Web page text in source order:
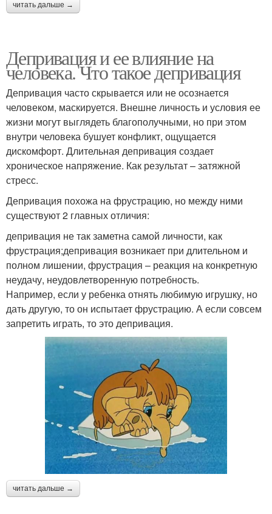
читать дальше →
Депривация и ее влияние на
человека. Что такое депривация
Депривация часто скрывается или не осознается
человеком, маскируется. Внешне личность и условия ее
жизни могут выглядеть благополучными, но при этом
внутри человека бушует конфликт, ощущается
дискомфорт. Длительная депривация создает
хроническое напряжение. Как результат – затяжной
стресс.
Депривация похожа на фрустрацию, но между ними
существуют 2 главных отличия:
депривация не так заметна самой личности, как
фрустрация;депривация возникает при длительном и
полном лишении, фрустрация – реакция на конкретную
неудачу, неудовлетворенную потребность.
Например, если у ребенка отнять любимую игрушку, но
дать другую, то он испытает фрустрацию. А если совсем
запретить играть, то это депривация.
читать дальше →